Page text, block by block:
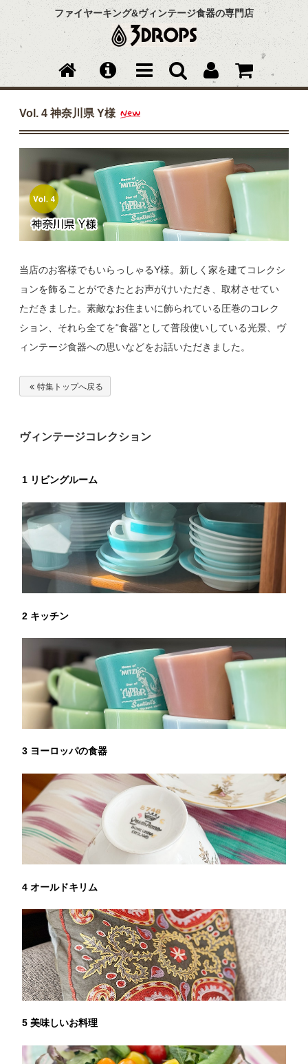
ファイヤーキング&ヴィンテージ食器の専門店
Vol. 4 神奈川県 Y様
当店のお客様でもいらっしゃるY様。新しく家を建てコレクシ
ョンを飾ることができたとお声がけいただき、取材させてい
ただきました。素敵なお住まいに飾られている圧巻のコレク
ション、それら全てを“食器”として普段使いしている光景、ヴ
ィンテージ食器への思いなどをお話いただきました。
特集トップへ戻る
ヴィンテージコレクション
1 リビングルーム
2 キッチン
3 ヨーロッパの食器
4 オールドキリム
5 美味しいお料理